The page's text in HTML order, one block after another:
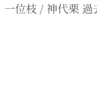
神代栗 過去に